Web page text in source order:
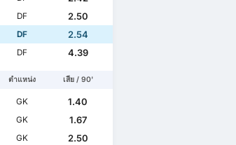
DF
2.50
DF
2.54
DF 4.39
ตำแหน่ง เสีย / 90'
GK
1.40
GK
1.67
GK 2.50